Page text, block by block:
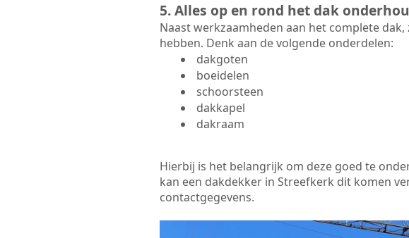
5. Alles op en rond het dak
Naast werkzaamheden aan het complete
hebben. Denk aan de volgende onderdelen:
dakgoten
boeidelen
schoorsteen
dakkapel
dakraam
Hierbij is het belangrijk om deze goed te
kan een dakdekker in Streefkerk dit komen
contactgegevens.